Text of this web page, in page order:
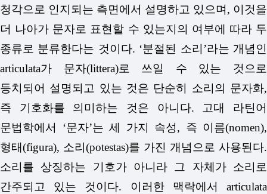
청각으로 인지되는 측면에서 설명하고 있으며, 이것을
더 나아가 문자로 표현할 수 있는지의 여부에 따라 두
종류로 분류한다는 것이다. ‘분절된 소리’라는 개념인
articulata가 문자(littera)로 쓰일 수 있는 것으로
등치되어 설명되고 있는 것은 단순히 소리의 문자화,
즉 기호화를 의미하는 것은 아니다. 고대 라틴어
문법학에서 ‘문자’는 세 가지 속성, 즉 이름(nomen),
형태(figura), 소리(potestas)를 가진 개념으로 사용된다.
소리를 상징하는 기호가 아니라 그 자체가 소리로
간주되고 있는 것이다. 이러한 맥락에서 articulata